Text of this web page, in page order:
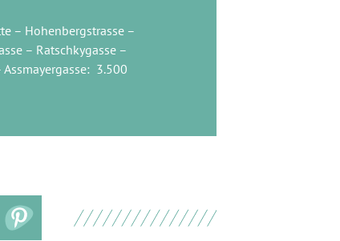
– Hohenbergstrasse –
– Ratschkygasse –
3.500